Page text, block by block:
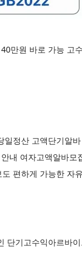
만원 바로 가능 고
정산 고액단기알
내 여자고액알바
편하게 가능한 자
기고수익아르바